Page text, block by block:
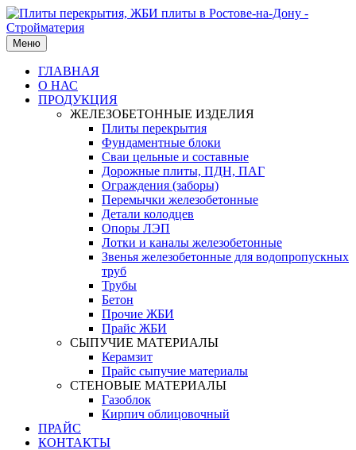
Меню
ГЛАВНАЯ
О НАС
ПРОДУКЦИЯ
ЖЕЛЕЗОБЕТОННЫЕ ИЗДЕЛИЯ
Плиты перекрытия
Фундаментные блоки
Сваи цельные и составные
Дорожные плиты, ПДН, ПАГ
Ограждения (заборы)
Перемычки железобетонные
Детали колодцев
Опоры ЛЭП
Лотки и каналы железобетонные
Звенья железобетонные для водопропускных
труб
Трубы
Бетон
Прочие ЖБИ
Прайс ЖБИ
СЫПУЧИЕ МАТЕРИАЛЫ
Керамзит
Прайс сыпучие материалы
СТЕНОВЫЕ МАТЕРИАЛЫ
Газоблок
Кирпич облицовочный
ПРАЙС
КОНТАКТЫ